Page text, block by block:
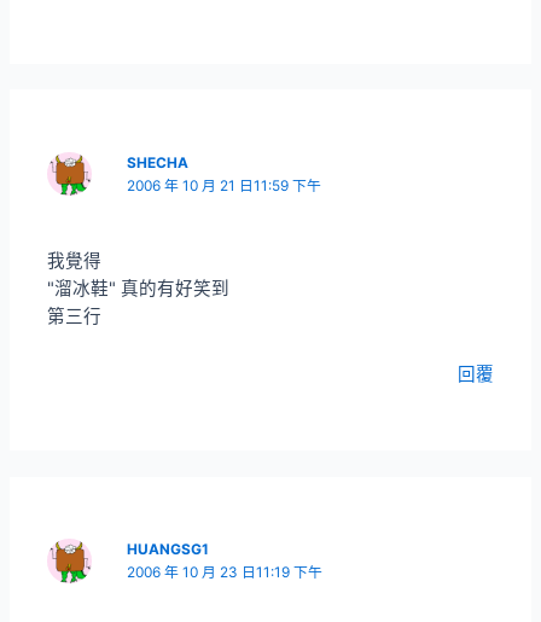
SHECHA
2006 年 10 月 21 日11:59 下午
我覺得
"溜冰鞋" 真的有好笑到
第三行
回覆
HUANGSG1
2006 年 10 月 23 日11:19 下午